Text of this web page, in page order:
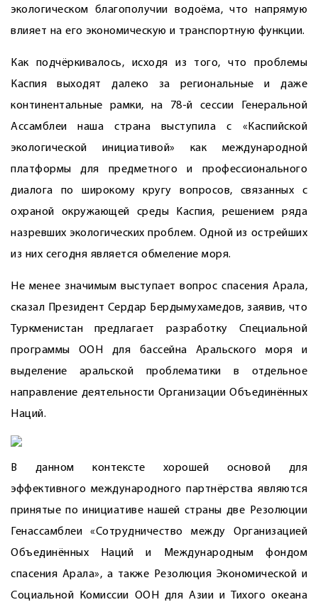
экологическом благополучии водоёма, что напрямую
влияет на его экономическую и транспортную функции.
Как подчёркивалось, исходя из того, что проблемы
Каспия выходят далеко за региональные и даже
континентальные рамки, на 78-й сессии Генеральной
Ассамблеи наша страна выступила с «Каспийской
экологической инициативой» как международной
платформы для предметного и профессионального
диалога по широкому кругу вопросов, связанных с
охраной окружающей среды Каспия, решением ряда
назревших экологических проблем. Одной из острейших
из них сегодня является обмеление моря.
Не менее значимым выступает вопрос спасения Арала,
сказал Президент Сердар Бердымухамедов, заявив, что
Туркменистан предлагает разработку Специальной
программы ООН для бассейна Аральского моря и
выделение аральской проблематики в отдельное
направление деятельности Организации Объединённых
Наций.
В данном контексте хорошей основой для
эффективного международного партнёрства являются
принятые по инициативе нашей страны две Резолюции
Генассамблеи «Сотрудничество между Организацией
Объединённых Наций и Международным фондом
спасения Арала», а также Резолюция Экономической и
Социальной Комиссии ООН для Азии и Тихого океана